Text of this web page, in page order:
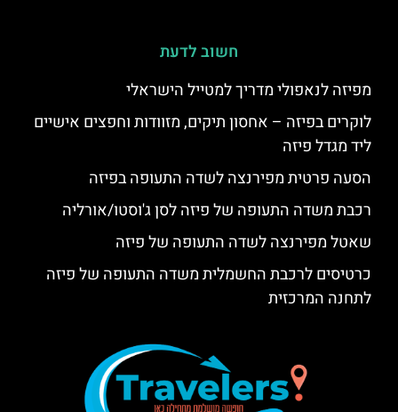
חשוב לדעת
מפיזה לנאפולי מדריך למטייל הישראלי
לוקרים בפיזה – אחסון תיקים, מזוודות וחפצים אישיים
ליד מגדל פיזה
הסעה פרטית מפירנצה לשדה התעופה בפיזה
רכבת משדה התעופה של פיזה לסן ג'וסטו/אורליה
שאטל מפירנצה לשדה התעופה של פיזה
כרטיסים לרכבת החשמלית משדה התעופה של פיזה
לתחנה המרכזית